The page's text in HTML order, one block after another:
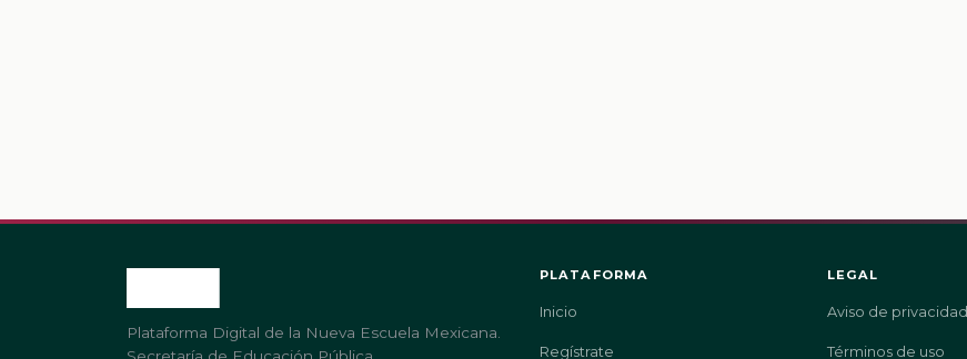
Plataforma Digital de la Nueva Escuela Mexicana.
PLATAFORMA
Inicio
Regístrate
LEGAL
Aviso de privacidad
Términos de uso